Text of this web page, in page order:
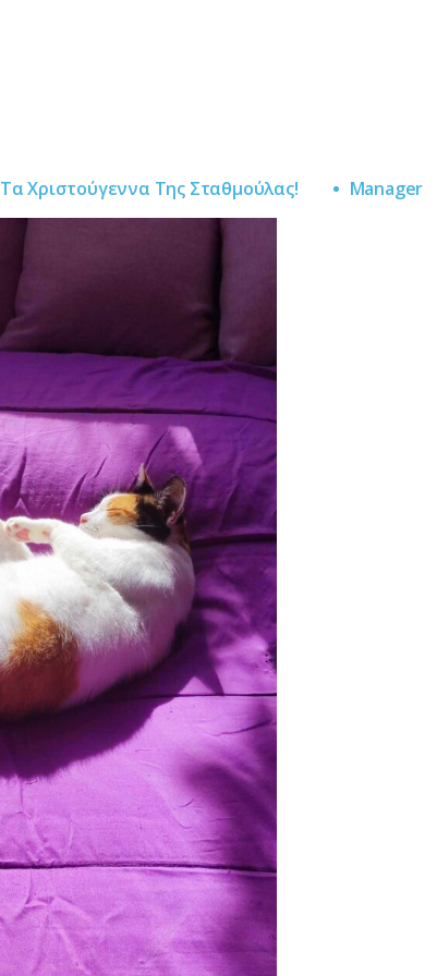
Τα Χριστούγεννα Της Σταθμούλας! Manager